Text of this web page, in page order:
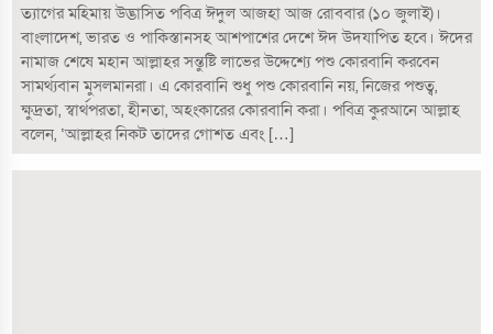
ত্যাগের মহিমায় উদ্ভাসিত পবিত্র ঈদুল আজহা আজ রোববার (১০ জুলাই)।
বাংলাদেশ, ভারত ও পাকিস্তানসহ আশপাশের দেশে ঈদ উদযাপিত হবে। ঈদের
নামাজ শেষে মহান আল্লাহর সন্তুষ্টি লাভের উদ্দেশ্যে পশু কোরবানি করবেন
সামর্থ্যবান মুসলমানরা। এ কোরবানি শুধু পশু কোরবানি নয়, নিজের পশুত্ব,
ক্ষুদ্রতা, স্বার্থপরতা, হীনতা, অহংকারের কোরবানি করা। পবিত্র কুরআনে আল্লাহ
বলেন, ‘আল্লাহর নিকট তাদের গোশত এবং […]